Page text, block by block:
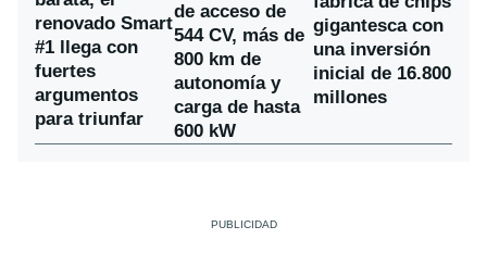
renovado Smart
#1 llega con
fuertes
argumentos
para triunfar
de acceso de
544 CV, más de
800 km de
autonomía y
carga de hasta
600 kW
gigantesca con
una inversión
inicial de 16.800
millones